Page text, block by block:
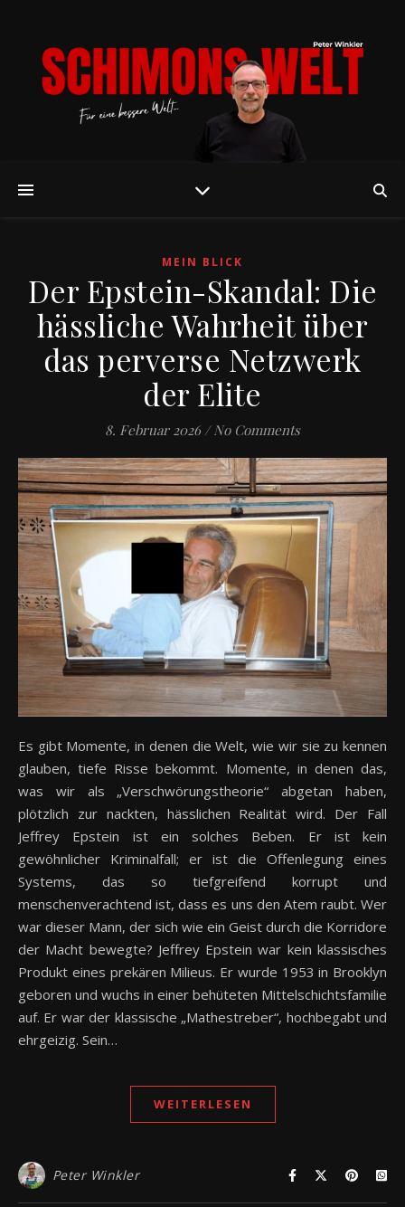
MEIN BLICK
Der Epstein-Skandal: Die
hässliche Wahrheit über
das perverse Netzwerk
der Elite
8. Februar 2026 / No Comments
Es gibt Momente, in denen die Welt, wie wir sie zu kennen
glauben, tiefe Risse bekommt. Momente, in denen das,
was wir als „Verschwörungstheorie“ abgetan haben,
plötzlich zur nackten, hässlichen Realität wird. Der Fall
Jeffrey Epstein ist ein solches Beben. Er ist kein
gewöhnlicher Kriminalfall; er ist die Offenlegung eines
Systems, das so tiefgreifend korrupt und
menschenverachtend ist, dass es uns den Atem raubt. Wer
war dieser Mann, der sich wie ein Geist durch die Korridore
der Macht bewegte? Jeffrey Epstein war kein klassisches
Produkt eines prekären Milieus. Er wurde 1953 in Brooklyn
geboren und wuchs in einer behüteten Mittelschichtsfamilie
auf. Er war der klassische „Mathestreber“, hochbegabt und
ehrgeizig. Sein…
WEITERLESEN
Peter Winkler